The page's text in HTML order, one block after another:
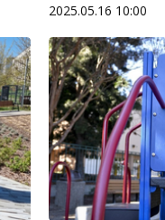
2025.05.16 10:00